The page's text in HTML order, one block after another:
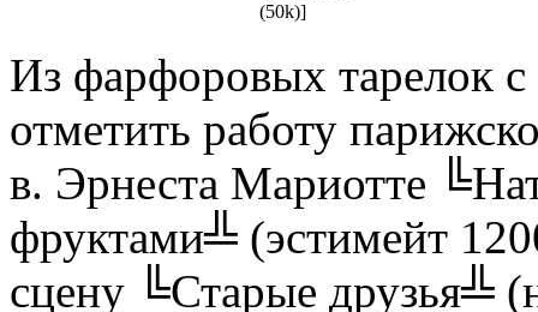
(50k)]
Из фарфоровых тарелок
отметить работу
в. Эрнеста Мариотте
фруктами╩ (эстимейт
сцену ╚Старые друзья╩